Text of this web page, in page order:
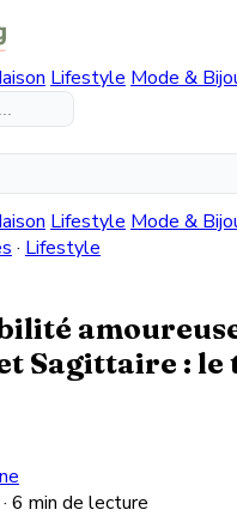
Lifestyle Mode &
Lifestyle Mode &
· Lifestyle
Sagittaire : le
· 6 min de lecture